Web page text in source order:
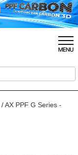
/AX PPF G Series -